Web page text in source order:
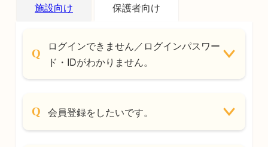
施設向け 保護者向け
ログインできません／ログインパスワー
ド・IDがわかりません。
会員登録をしたいです。